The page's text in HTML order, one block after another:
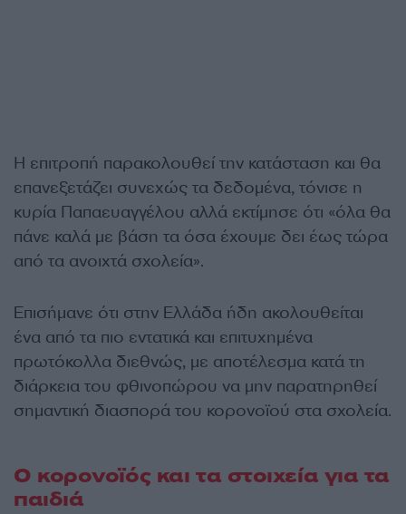
Η επιτροπή παρακολουθεί την κατάσταση και θα
επανεξετάζει συνεχώς τα δεδομένα, τόνισε η
κυρία Παπαευαγγέλου αλλά εκτίμησε ότι «όλα θα
πάνε καλά με βάση τα όσα έχουμε δει έως τώρα
από τα ανοιχτά σχολεία».
Επισήμανε ότι στην Ελλάδα ήδη ακολουθείται
ένα από τα πιο εντατικά και επιτυχημένα
πρωτόκολλα διεθνώς, με αποτέλεσμα κατά τη
διάρκεια του φθινοπώρου να μην παρατηρηθεί
σημαντική διασπορά του κορονοϊού στα σχολεία.
Ο κορονοϊός και τα στοιχεία για τα
παιδιά